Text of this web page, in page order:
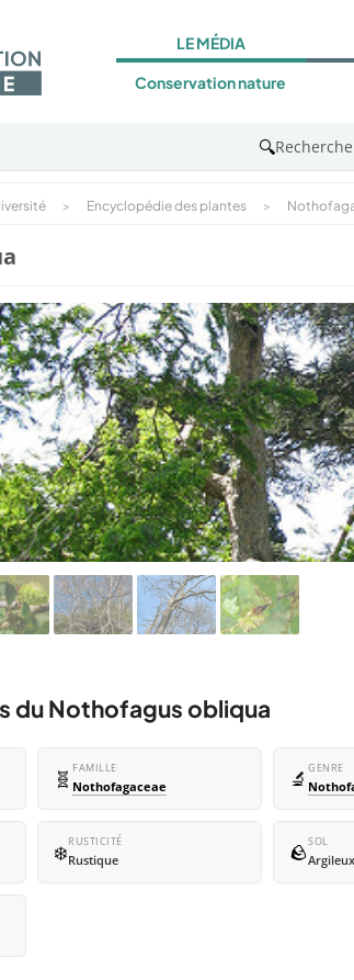
LE MÉDIA
Conservation nature
🔍
> Encyclopédie des plantes >
du Nothofagus obliqua
🧬 FAMILLE
Nothofagaceae 🔬 GENRE
❄️RUSTICITÉ
Rustique 🪨SOL